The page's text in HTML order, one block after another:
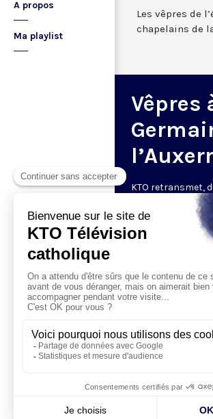
A propos
Ma playlist
Les vêpres de
chapelains de
Vêpres
KTO retransmet,
les vêpres en
une technologie
captation
automatisé, qui
près de la
Visiter la